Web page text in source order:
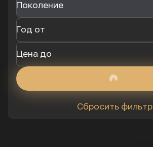
Поколение
Год от
Цена до
Сбросить фильтр